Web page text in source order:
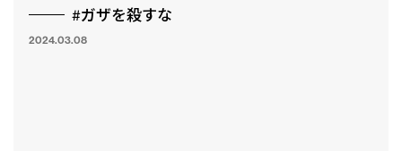
#ガザを殺すな
2024.03.08